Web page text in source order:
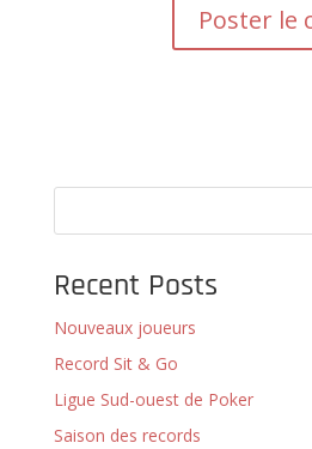
Recent Posts
Nouveaux joueurs
Record Sit & Go
Ligue Sud-ouest de Poker
Saison des records